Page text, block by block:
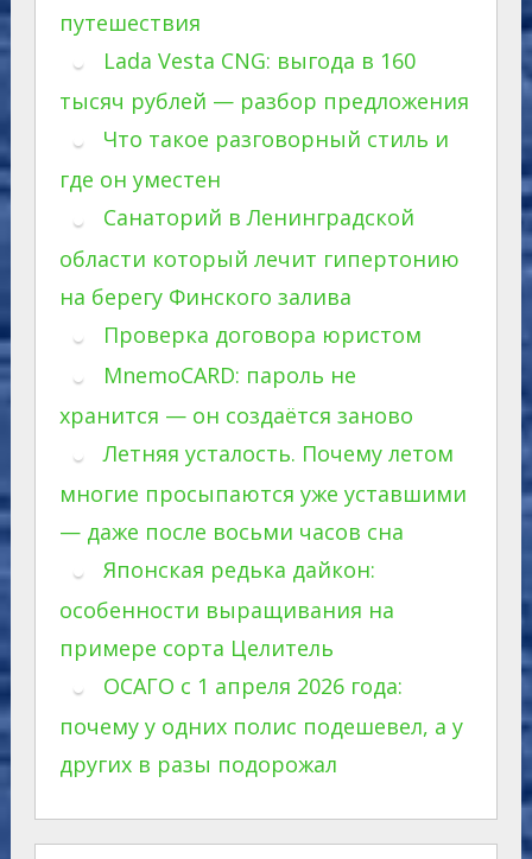
путешествия
Lada Vesta CNG: выгода в 160
тысяч рублей — разбор предложения
Что такое разговорный стиль и
где он уместен
Санаторий в Ленинградской
области который лечит гипертонию
на берегу Финского залива
Проверка договора юристом
MnemoCARD: пароль не
хранится — он создаётся заново
Летняя усталость. Почему летом
многие просыпаются уже уставшими
— даже после восьми часов сна
Японская редька дайкон:
особенности выращивания на
примере сорта Целитель
ОСАГО с 1 апреля 2026 года:
почему у одних полис подешевел, а у
других в разы подорожал